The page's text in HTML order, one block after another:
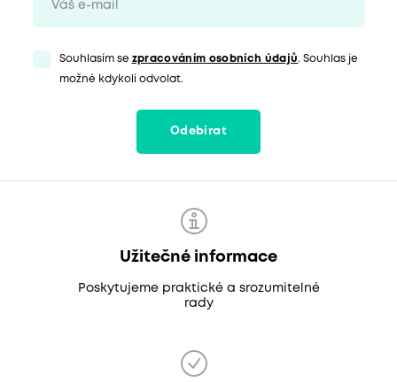
Souhlasím se zpracováním osobních údajů. Souhlas je
možné kdykoli odvolat.
Odebírat
Užitečné informace
Poskytujeme praktické a srozumitelné
rady